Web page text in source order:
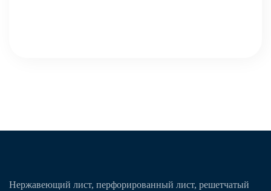
Нержавеющий лист, перфорированный лист, решетчатый